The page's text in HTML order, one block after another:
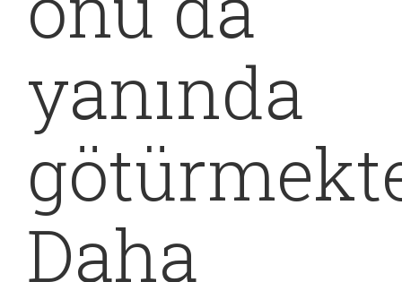
yanında
Daha